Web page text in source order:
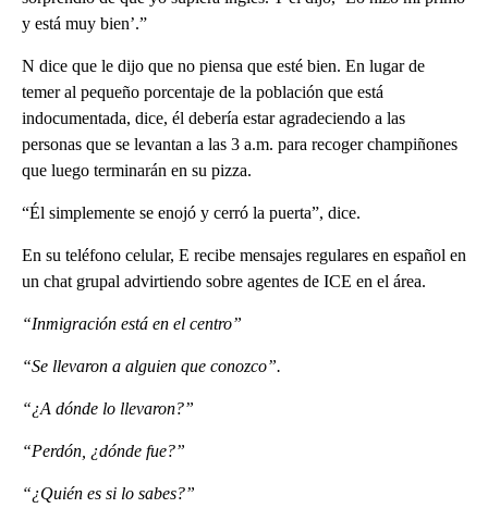
y está muy bien’.”
N dice que le dijo que no piensa que esté bien. En lugar de
temer al pequeño porcentaje de la población que está
indocumentada, dice, él debería estar agradeciendo a las
personas que se levantan a las 3 a.m. para recoger champiñones
que luego terminarán en su pizza.
“Él simplemente se enojó y cerró la puerta”, dice.
En su teléfono celular, E recibe mensajes regulares en español en
un chat grupal advirtiendo sobre agentes de ICE en el área.
“Inmigración está en el centro”
“Se llevaron a alguien que conozco”.
“¿A dónde lo llevaron?”
“Perdón, ¿dónde fue?”
“¿Quién es si lo sabes?”